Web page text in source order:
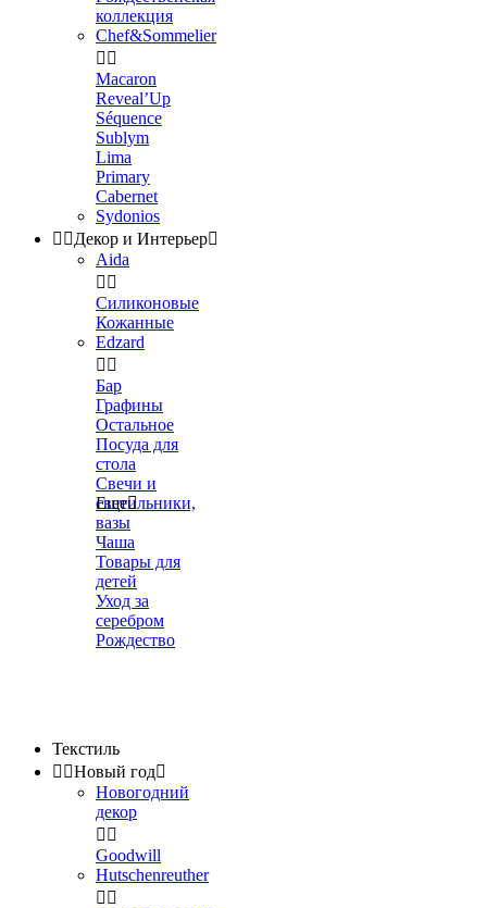
коллекция
Chef&Sommelier
 
Macaron
Reveal’Up
Séquence
Sublym
Lima
Primary
Cabernet
Sydonios
 Декор и Интерьер
Aida
 
Силиконовые
Кожанные
Edzard
 
Бар
Графины
Остальное
Посуда для
стола
Свечи и
светильники,
вазы
Чаша
Товары для
детей
Уход за
серебром
Рождество
Еще
Текстиль
 Новый год
Новогодний
декор
 
Goodwill
Hutschenreuther
 